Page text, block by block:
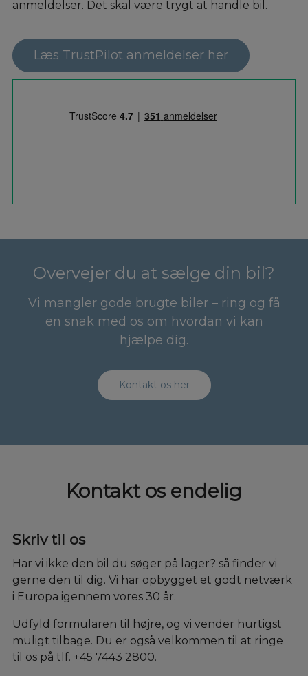
anmeldelser. Det skal være trygt at handle bil.
Læs TrustPilot anmeldelser her
Overvejer du at sælge din bil?
Vi mangler gode brugte biler – ring og få
en snak med os om hvordan vi kan
hjælpe dig.
Kontakt os her
Kontakt os endelig
Skriv til os
Har vi ikke den bil du søger på lager? så finder vi
gerne den til dig. Vi har opbygget et godt netværk
i Europa igennem vores 30 år.
Udfyld formularen til højre, og vi vender hurtigst
muligt tilbage. Du er også velkommen til at ringe
til os på tlf. +45 7443 2800.